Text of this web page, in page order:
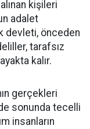
kişileri
adalet
devleti, önceden
tarafsız
kalır.
gerçekleri
sonunda tecelli
insanların